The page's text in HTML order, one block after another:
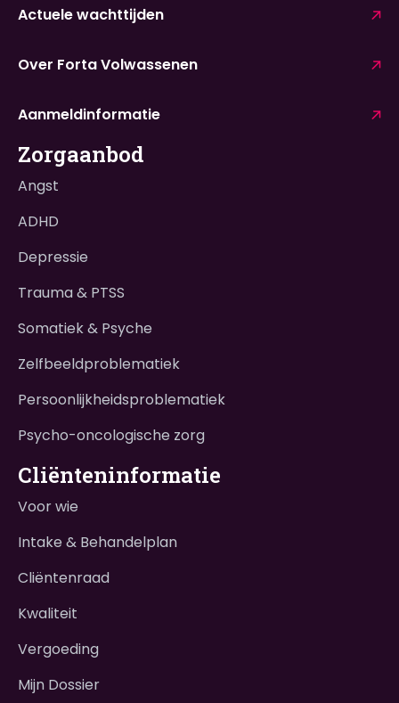
Actuele wachttijden
Over Forta Volwassenen
Aanmeldinformatie
Zorgaanbod
Angst
ADHD
Depressie
Trauma & PTSS
Somatiek & Psyche
Zelfbeeldproblematiek
Persoonlijkheidsproblematiek
Psycho-oncologische zorg
Cliënteninformatie
Voor wie
Intake & Behandelplan
Cliëntenraad
Kwaliteit
Vergoeding
Mijn Dossier